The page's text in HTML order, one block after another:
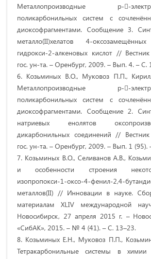
Металлопроизводные p--
поликарбонильных систем с
диоксофрагментами. Сообщение 3.
металло(II)хелатов 4-
гидрокси-2-алкеновых кислот //
гос. ун-та. – Оренбург, 2009. – Вып. 4. – С.
6. Козьминых В.О., Муковоз П.П.,
Металлопроизводные p--
поликарбонильных систем с
диоксофрагментами. Сообщение 2.
натриевых енолятов
дикарбонильных соединений // Вестник
гос. ун-та. – Оренбург, 2009. – Вып. 1 (95).
7. Козьминых В.О., Селиванов А.В.,
и особенности строения
изопропокси-1-оксо-4-фенил-2,4-
металлов(II) // Инновации в науке.
материалам XLIV международной
Новосибирск, 27 апреля 2015 г. –
«СибАК», 2015. – № 4 (41). – С. 13–23.
8. Козьминых Е.Н., Муковоз П.П.,
Тетракарбонильные системы в